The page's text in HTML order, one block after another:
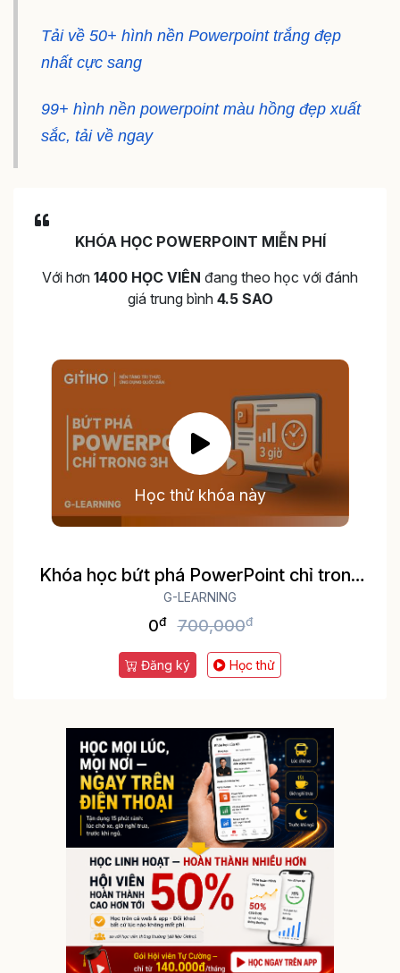
Tải về 50+ hình nền Powerpoint trắng đẹp
nhất cực sang
99+ hình nền powerpoint màu hồng đẹp xuất
sắc, tải về ngay
KHÓA HỌC POWERPOINT MIỄN PHÍ
Với hơn 1400 HỌC VIÊN đang theo học với đánh
giá trung bình 4.5 SAO
Học thử khóa này
Khóa học bứt phá PowerPoint chỉ trong
3h
G-LEARNING
0đ 700,000đ
Đăng ký Học thử